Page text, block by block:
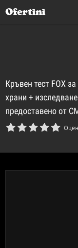
Ofertini
Кръвен тест FOX
храни +
предоставено от